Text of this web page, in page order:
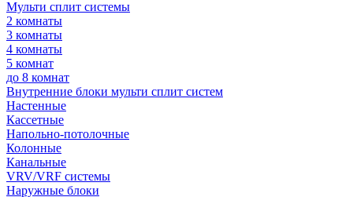
Мульти сплит системы
2 комнаты
3 комнаты
4 комнаты
5 комнат
до 8 комнат
Внутренние блоки мульти сплит систем
Настенные
Кассетные
Напольно-потолочные
Колонные
Канальные
VRV/VRF системы
Наружные блоки